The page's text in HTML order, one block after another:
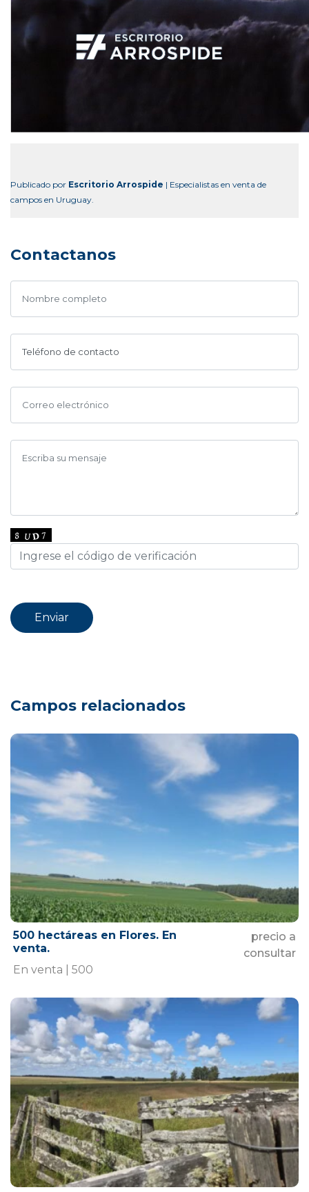
Publicado por Escritorio Arrospide | Especialistas en venta de
campos en Uruguay.
Contactanos
Campos relacionados
500 hectáreas en Flores. En
venta.
precio a
consultar
En venta | 500